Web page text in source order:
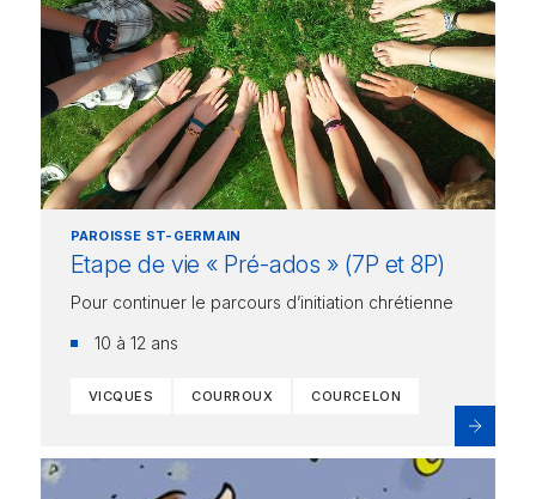
PAROISSE ST-GERMAIN
Etape de vie « Pré-ados » (7P et 8P)
Pour continuer le parcours d’initiation chrétienne
10 à 12 ans
VICQUES COURROUX COURCELON